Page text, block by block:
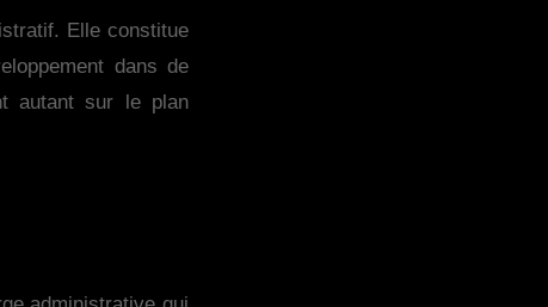
Elle constitue
dans de
autant sur le plan